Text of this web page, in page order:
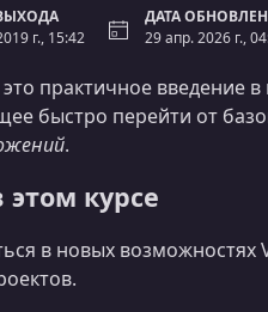
г., 15:42
ДАТА
29 апр. 2026 г.,
практичное введение
быстро перейти от
.
курсе
в новых